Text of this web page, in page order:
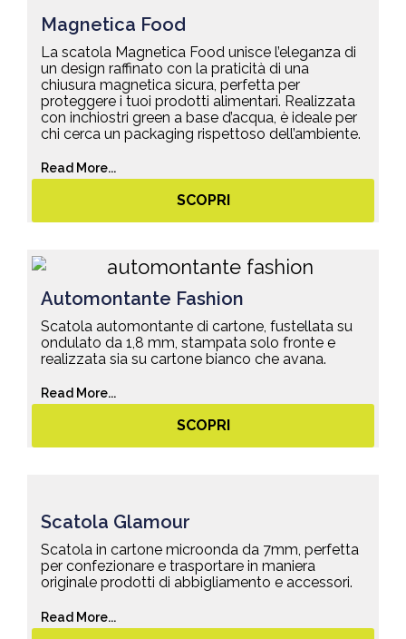
Magnetica Food
La scatola Magnetica Food unisce l’eleganza di
un design raffinato con la praticità di una
chiusura magnetica sicura, perfetta per
proteggere i tuoi prodotti alimentari. Realizzata
con inchiostri green a base d’acqua, è ideale per
chi cerca un packaging rispettoso dell’ambiente.
Read More...
SCOPRI
Automontante Fashion
Scatola automontante di cartone, fustellata su
ondulato da 1,8 mm, stampata solo fronte e
realizzata sia su cartone bianco che avana.
Read More...
SCOPRI
Scatola Glamour
Scatola in cartone microonda da 7mm, perfetta
per confezionare e trasportare in maniera
originale prodotti di abbigliamento e accessori.
Read More...